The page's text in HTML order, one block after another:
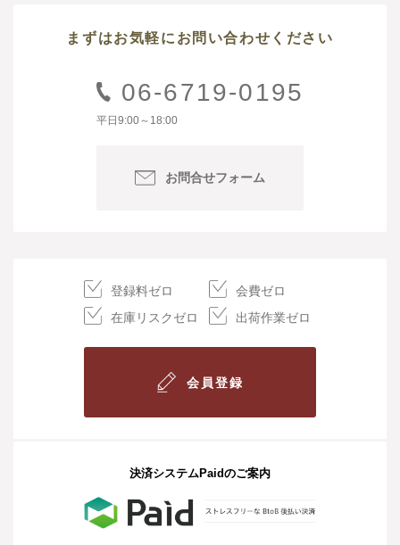
まずはお気軽にお問い合わせください
06-6719-0195
平日9:00～18:00
お問合せフォーム
登録料ゼロ
会費ゼロ
在庫リスクゼロ
出荷作業ゼロ
会員登録
決済システムPaidのご案内